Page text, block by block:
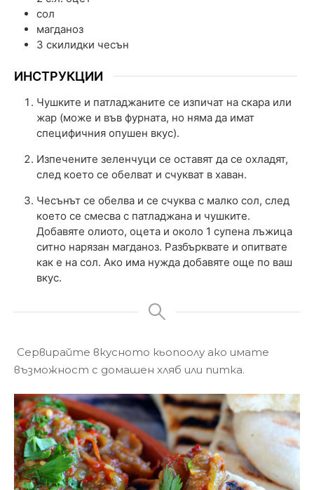
сол
магданоз
3 скилидки чесън
ИНСТРУКЦИИ
Чушките и патладжаните се изпичат на скара или
жар (може и във фурната, но няма да имат
специфичния опушен вкус).
Изпечените зеленчуци се оставят да се охладят,
след което се обелват и счукват в хаван.
Чесънът се обелва и се счуква с малко сол, след
което се смесва с патладжана и чушките.
Добавяте олиото, оцета и около 1 супена лъжица
ситно нарязан магданоз. Разбърквате и опитвате
как е на сол. Ако има нужда добавяте още по ваш
вкус.
Сервирайте вкусното кьопоолу ако имате
възможност с домашен хляб или питка.